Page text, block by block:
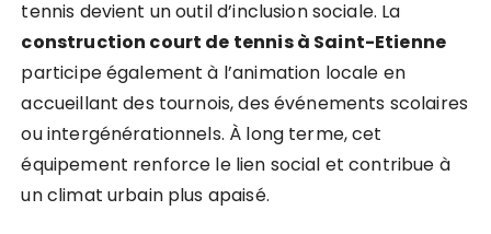
tennis devient un outil d’inclusion sociale. La
construction court de tennis à Saint-Etienne
participe également à l’animation locale en
accueillant des tournois, des événements scolaires
ou intergénérationnels. À long terme, cet
équipement renforce le lien social et contribue à
un climat urbain plus apaisé.